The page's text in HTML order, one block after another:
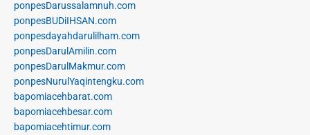
ponpesDarussalamnuh.com
ponpesBUDiIHSAN.com
ponpesdayahdarulilham.com
ponpesDarulAmilin.com
ponpesDarulMakmur.com
ponpesNurulYaqintengku.com
bapomiacehbarat.com
bapomiacehbesar.com
bapomiacehtimur.com